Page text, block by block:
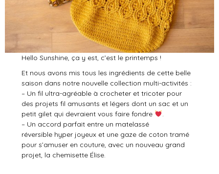
Hello Sunshine, ça y est, c’est le printemps !
Et nous avons mis tous les ingrédients de cette belle
saison dans notre nouvelle collection multi-activités :
– Un fil ultra-agréable à crocheter et tricoter pour
des projets fil amusants et légers dont un sac et un
petit gilet qui devraient vous faire fondre
– Un accord parfait entre un matelassé
réversible hyper joyeux et une gaze de coton tramé
pour s’amuser en couture, avec un nouveau grand
projet, la chemisette Élise.